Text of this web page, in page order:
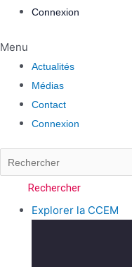
Connexion
Menu
Actualités
Médias
Contact
Connexion
Rechercher
Explorer la CCEM